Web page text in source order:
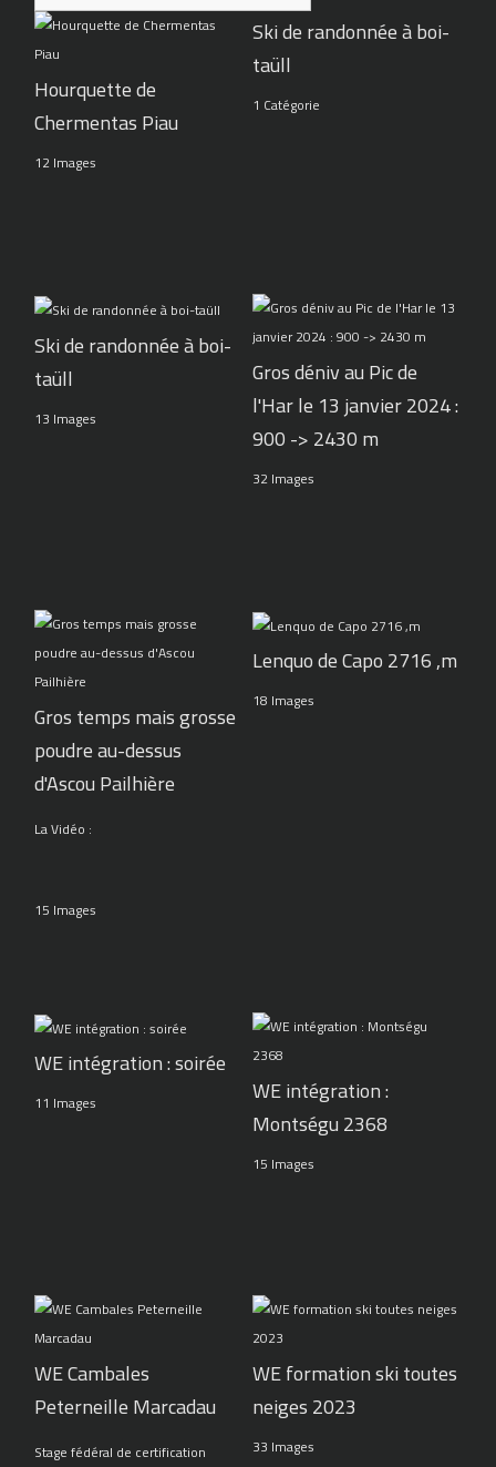
Hourquette de
Chermentas Piau
12 Images
Ski de randonnée à boi-
taüll
1 Catégorie
Ski de randonnée à boi-
taüll
13 Images
Gros déniv au Pic de
l'Har le 13 janvier 2024 :
900 -> 2430 m
32 Images
Gros temps mais grosse
poudre au-dessus
d'Ascou Pailhière
La Vidéo :
15 Images
Lenquo de Capo 2716 ,m
18 Images
WE intégration : soirée
11 Images
WE intégration :
Montségu 2368
15 Images
WE Cambales
Peterneille Marcadau
Stage fédéral de certification
WE formation ski toutes
neiges 2023
33 Images